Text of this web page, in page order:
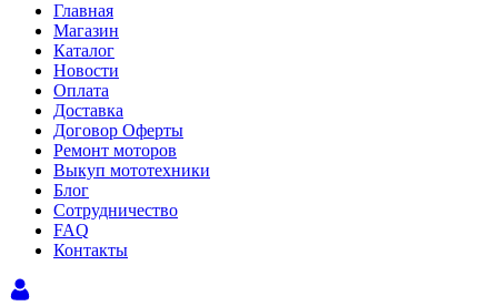
Главная
Магазин
Каталог
Новости
Оплата
Доставка
Договор Оферты
Ремонт моторов
Выкуп мототехники
Блог
Сотрудничество
FAQ
Контакты